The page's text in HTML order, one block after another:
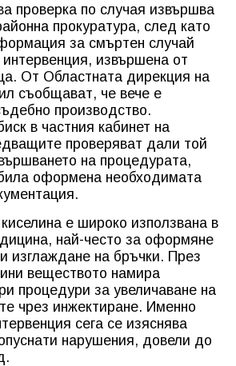
проверка по случая извършва
прокуратура, след като
за смъртен случай
извършена от
От Областната дирекция на
съобщават, че вече е
производство.
в частния кабинет на
проверяват дали той
на процедурата,
оформена необходимата
е широко използвана в
най-често за оформяне
изглаждане на бръчки. През
веществото намира
процедури за увеличаване на
чрез инжектиране. Именно
сега се изяснява
нарушения, довели до